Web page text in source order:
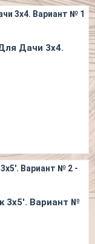
Дачи 3х4.
3х5'. Вариант №